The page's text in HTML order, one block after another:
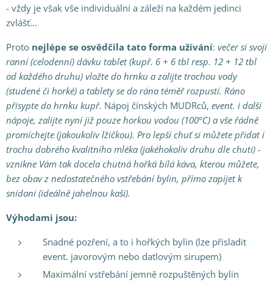
- vždy je však vše individuální a záleží na každém jedinci
zvlášť...
Proto nejlépe se osvědčila tato forma užívání: večer si svoji
ranní (celodenní) dávku tablet (kupř. 6 + 6 tbl resp. 12 + 12 tbl
od každého druhu) vložte do hrnku a zalijte trochou vody
(studené či horké) a tabletyse do rána téměř rozpustí. Ráno
přisypte do hrnku kupř. Nápoj čínských MUDRců, event. i další
nápoje, zalijte nyní již pouze horkou vodou (100°C) a vše řádně
promíchejte (jakoukoliv lžičkou). Pro lepší chuť si můžete přidat i
trochu dobrého kvalitního mléka (jakéhokoliv druhu dle chuti) -
vznikne Vám tak docela chutná hořká bílá káva, kterou můžete,
bez obav z nedostatečného vstřebání bylin, přímo zapíjet k
snídani (ideálně jahelnou kaši).
Výhodami jsou:
Snadné pozření, a to i hořkých bylin (lze přisladit
event. javorovým nebo datlovým sirupem)
Maximální vstřebání jemně rozpuštěných bylin